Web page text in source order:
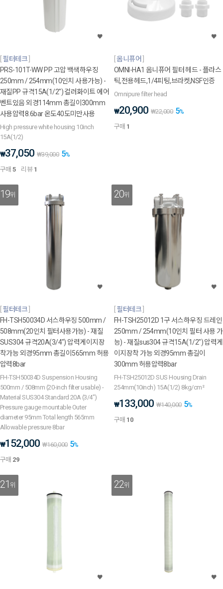
필터테크
PRS-101T-WW PP 고압 백색하우징
250mm / 254mm(10인치 사용가능) -
재질PP 규격15A(1/2") 컬러화이트 에어
벤트있음 외경114mm 총길이300mm
사용압력8.6bar 온도40도미만사용
High pressure white housing 10inch
15A(1/2)
₩37,050 ₩39,000 5%
구매5 리뷰 1
옴니퓨어
OMNI-HA1 옴니퓨어 필터 헤드 - 플라스
틱,전용헤드,1/4피팅,브라켓,NSF인증
Omnipure filter head
₩20,900 ₩22,000 5%
구매 1
19위
필터테크
FH-TSH50034D 서스하우징 500mm /
508mm(20인치 필터사용가능) - 재질
SUS304 규격20A(3/4") 압력게이지장
착가능 외경95mm 총길이565mm 허용
압력8bar
FH-TSH50034D Suspension Housing
500mm / 508mm (20-inch filter usable) -
Material SUS304 Standard 20A (3/4")
Pressure gauge mountable Outer
diameter 95mm Total length 565mm
Allowable pressure 8bar
₩152,000 ₩160,000 5%
구매 29
20위
필터테크
FH-TSH25012D 1구 서스하우징 드레인
250mm / 254mm(10인치 필터 사용 가
능) - 재질sus304 규격15A(1/2") 압력게
이지장착 가능 외경95mm 총길이
300mm 허용압력8bar
FH-TSH25012D SUS Housing Drain
254mm(10inch) 15A(1/2) 8kg/cm²
₩133,000 ₩140,000 5%
구매 10
21위 22위